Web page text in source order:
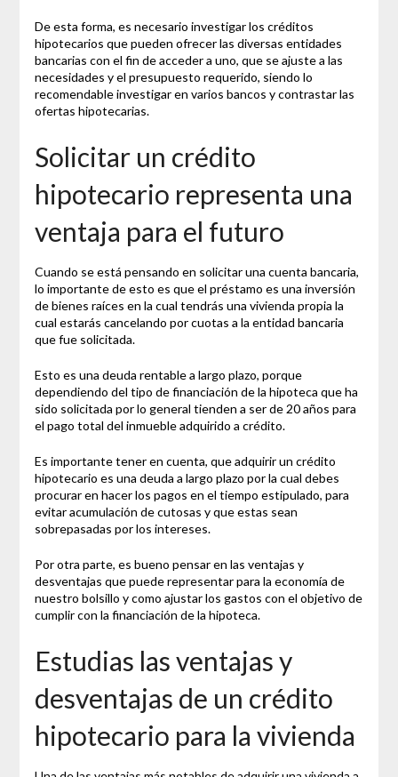
De esta forma, es necesario investigar los créditos
hipotecarios que pueden ofrecer las diversas entidades
bancarias con el fin de acceder a uno, que se ajuste a las
necesidades y el presupuesto requerido, siendo lo
recomendable investigar en varios bancos y contrastar las
ofertas hipotecarias.
Solicitar un crédito
hipotecario representa una
ventaja para el futuro
Cuando se está pensando en solicitar una cuenta bancaria,
lo importante de esto es que el préstamo es una inversión
de bienes raíces en la cual tendrás una vivienda propia la
cual estarás cancelando por cuotas a la entidad bancaria
que fue solicitada.
Esto es una deuda rentable a largo plazo, porque
dependiendo del tipo de financiación de la hipoteca que ha
sido solicitada por lo general tienden a ser de 20 años para
el pago total del inmueble adquirido a crédito.
Es importante tener en cuenta, que adquirir un crédito
hipotecario es una deuda a largo plazo por la cual debes
procurar en hacer los pagos en el tiempo estipulado, para
evitar acumulación de cutosas y que estas sean
sobrepasadas por los intereses.
Por otra parte, es bueno pensar en las ventajas y
desventajas que puede representar para la economía de
nuestro bolsillo y como ajustar los gastos con el objetivo de
cumplir con la financiación de la hipoteca.
Estudias las ventajas y
desventajas de un crédito
hipotecario para la vivienda